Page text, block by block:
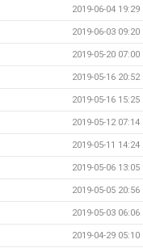
2019-06-04 19:29
2019-06-03 09:20
2019-05-20 07:00
2019-05-16 20:52
2019-05-16 15:25
2019-05-12 07:14
2019-05-11 14:24
2019-05-06 13:05
2019-05-05 20:56
2019-05-03 06:06
2019-04-29 05:10